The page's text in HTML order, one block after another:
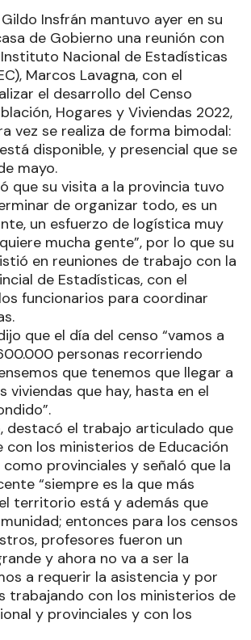
Insfrán mantuvo ayer en su
de Gobierno una reunión con
Nacional de Estadísticas
Marcos Lavagna, con el
el desarrollo del Censo
Hogares y Viviendas 2022,
vez se realiza de forma bimodal:
disponible, y presencial que se
mayo.
que su visita a la provincia tuvo
de organizar todo, es un
un esfuerzo de logística muy
mucha gente”, por lo que su
en reuniones de trabajo con la
de Estadísticas, con el
funcionarios para coordinar
que el día del censo “vamos a
personas recorriendo
que tenemos que llegar a
viviendas que hay, hasta en el
destacó el trabajo articulado que
con los ministerios de Educación
provinciales y señaló que la
“siempre es la que más
territorio está y además que
entonces para los censos
profesores fueron un
y ahora no va a ser la
a requerir la asistencia y por
trabajando con los ministerios de
y provinciales y con los